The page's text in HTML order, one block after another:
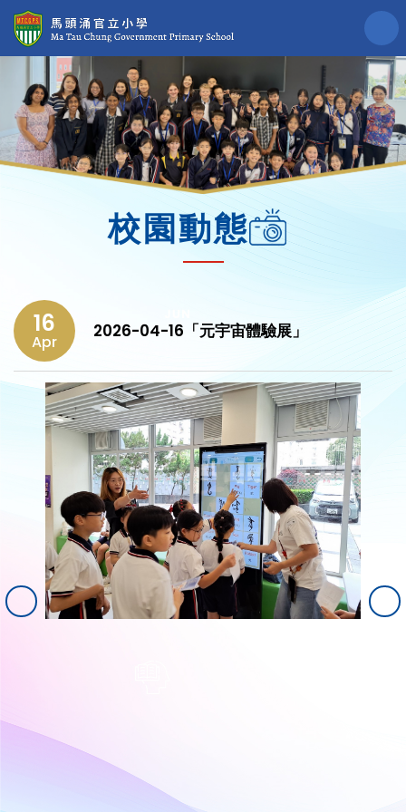
校園動態
16
Apr
2026-04-16「元宇宙體驗展」